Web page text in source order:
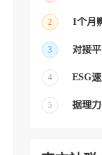
2
1个月
业】
3
对接
跨境帮
4
ESG
ESG
5
据理
取机会